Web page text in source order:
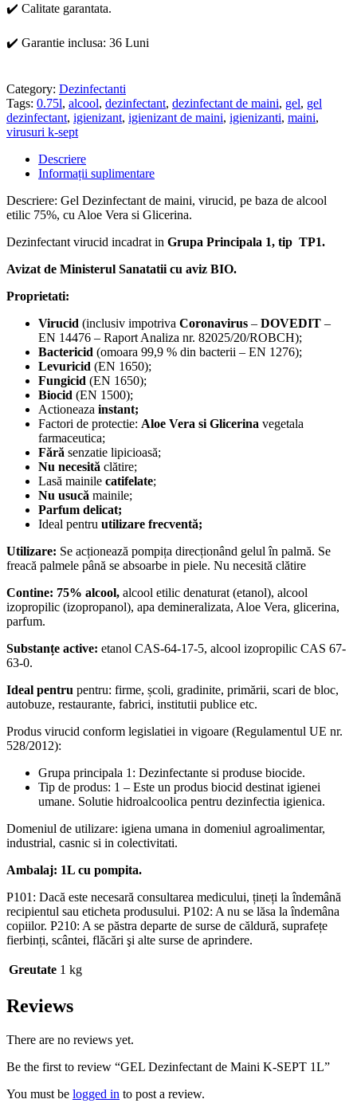
✔️ Calitate garantata.
✔️ Garantie inclusa: 36 Luni
Category: Dezinfectanti
Tags: 0.75l, alcool, dezinfectant, dezinfectant de maini, gel, gel
dezinfectant, igienizant, igienizant de maini, igienizanti, maini,
virusuri k-sept
Descriere
Informații suplimentare
Descriere: Gel Dezinfectant de maini, virucid, pe baza de alcool
etilic 75%, cu Aloe Vera si Glicerina.
Dezinfectant virucid incadrat in Grupa Principala 1, tip TP1.
Avizat de Ministerul Sanatatii cu aviz BIO.
Proprietati:
Virucid (inclusiv impotriva Coronavirus – DOVEDIT –
EN 14476 – Raport Analiza nr. 82025/20/ROBCH);
Bactericid (omoara 99,9 % din bacterii – EN 1276);
Levuricid (EN 1650);
Fungicid (EN 1650);
Biocid (EN 1500);
Actioneaza instant;
Factori de protectie: Aloe Vera si Glicerina vegetala
farmaceutica;
Fără senzatie lipicioasă;
Nu necesită clătire;
Lasă mainile catifelate;
Nu usucă mainile;
Parfum delicat;
Ideal pentru utilizare frecventă;
Utilizare: Se acționează pompița direcționând gelul în palmă. Se
freacă palmele până se absoarbe in piele. Nu necesită clătire
Contine: 75% alcool, alcool etilic denaturat (etanol), alcool
izopropilic (izopropanol), apa demineralizata, Aloe Vera, glicerina,
parfum.
Substanțe active: etanol CAS-64-17-5, alcool izopropilic CAS 67-
63-0.
Ideal pentru pentru: firme, școli, gradinite, primării, scari de bloc,
autobuze, restaurante, fabrici, institutii publice etc.
Produs virucid conform legislatiei in vigoare (Regulamentul UE nr.
528/2012):
Grupa principala 1: Dezinfectante si produse biocide.
Tip de produs: 1 – Este un produs biocid destinat igienei
umane. Solutie hidroalcoolica pentru dezinfectia igienica.
Domeniul de utilizare: igiena umana in domeniul agroalimentar,
industrial, casnic si in colectivitati.
Ambalaj: 1L cu pompita.
P101: Dacă este necesară consultarea medicului, țineți la îndemână
recipientul sau eticheta produsului. P102: A nu se lăsa la îndemâna
copiilor. P210: A se păstra departe de surse de căldură, suprafețe
fierbinți, scântei, flăcări şi alte surse de aprindere.
Greutate 1 kg
Reviews
There are no reviews yet.
Be the first to review “GEL Dezinfectant de Maini K-SEPT 1L”
You must be logged in to post a review.